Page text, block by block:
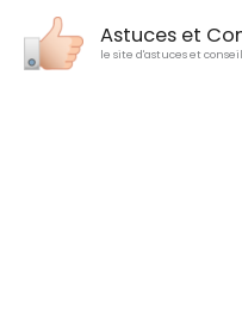
contenu
Astuces et
le site d'astuces et